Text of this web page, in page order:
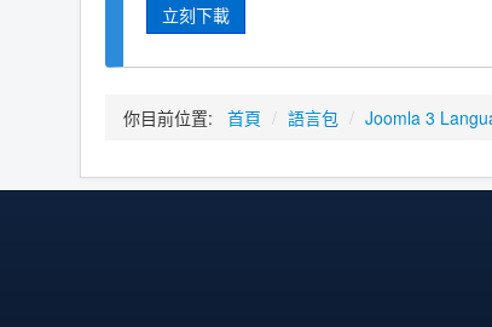
立刻下載
你目前位置: 首頁 / 語言包 / Joomla 3